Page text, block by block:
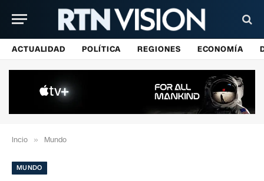
ACTUALIDAD POLÍTICA REGIONES ECONOMÍA
Incio » Mundo
MUNDO